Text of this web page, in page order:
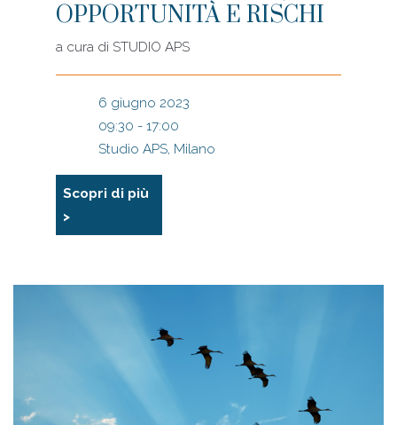
OPPORTUNITÀ E RISCHI
a cura di STUDIO APS
6 giugno 2023
09:30 - 17:00
Studio APS, Milano
Scopri di più
>